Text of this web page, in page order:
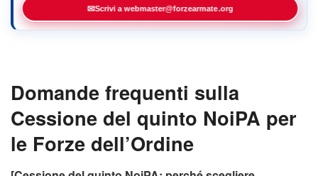
✉Scrivi a webmaster@forzearmate.org
Domande frequenti sulla
Cessione del quinto NoiPA per
le Forze dell’Ordine